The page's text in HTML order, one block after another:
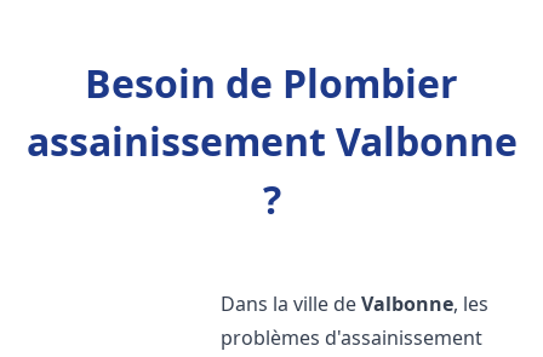
Besoin de Plombier
assainissement Valbonne
?
Dans la ville deValbonne, les
problèmes d'assainissement